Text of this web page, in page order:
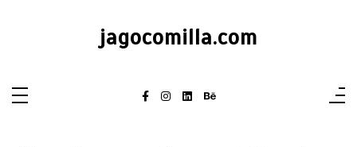
jagocomilla.com